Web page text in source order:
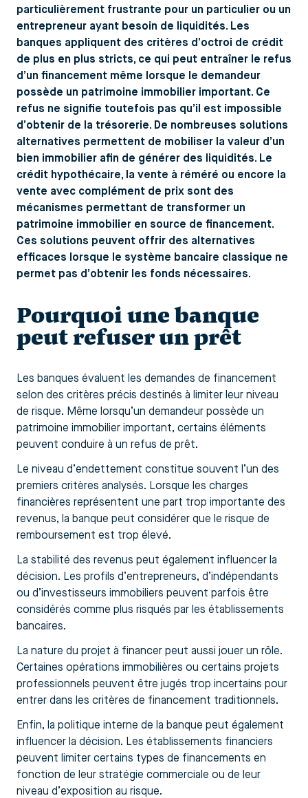
particulièrement frustrante pour un particulier ou un
entrepreneur ayant besoin de liquidités. Les
banques appliquent des critères d’octroi de crédit
de plus en plus stricts, ce qui peut entraîner le refus
d’un financement même lorsque le demandeur
possède un patrimoine immobilier important. Ce
refus ne signifie toutefois pas qu’il est impossible
d’obtenir de la trésorerie. De nombreuses solutions
alternatives permettent de mobiliser la valeur d’un
bien immobilier afin de générer des liquidités. Le
crédit hypothécaire, la vente à réméré ou encore la
vente avec complément de prix sont des
mécanismes permettant de transformer un
patrimoine immobilier en source de financement.
Ces solutions peuvent offrir des alternatives
efficaces lorsque le système bancaire classique ne
permet pas d’obtenir les fonds nécessaires.
Pourquoi une banque
peut refuser un prêt
Les banques évaluent les demandes de financement
selon des critères précis destinés à limiter leur niveau
de risque. Même lorsqu’un demandeur possède un
patrimoine immobilier important, certains éléments
peuvent conduire à un refus de prêt.
Le niveau d’endettement constitue souvent l’un des
premiers critères analysés. Lorsque les charges
financières représentent une part trop importante des
revenus, la banque peut considérer que le risque de
remboursement est trop élevé.
La stabilité des revenus peut également influencer la
décision. Les profils d’entrepreneurs, d’indépendants
ou d’investisseurs immobiliers peuvent parfois être
considérés comme plus risqués par les établissements
bancaires.
La nature du projet à financer peut aussi jouer un rôle.
Certaines opérations immobilières ou certains projets
professionnels peuvent être jugés trop incertains pour
entrer dans les critères de financement traditionnels.
Enfin, la politique interne de la banque peut également
influencer la décision. Les établissements financiers
peuvent limiter certains types de financements en
fonction de leur stratégie commerciale ou de leur
niveau d’exposition au risque.